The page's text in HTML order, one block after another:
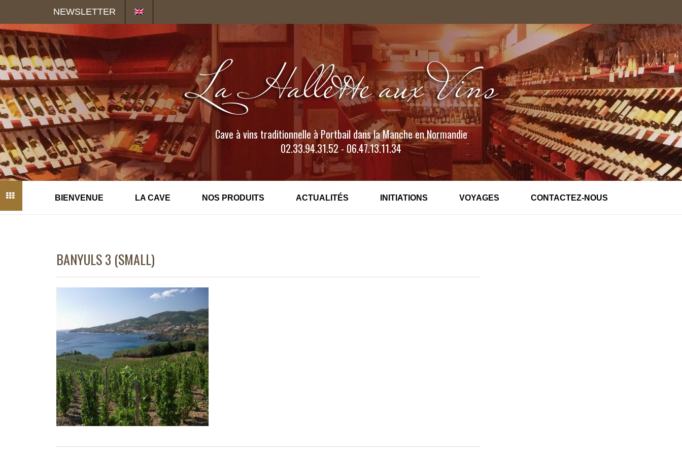
NEWSLETTER
Cave à vins traditionnelle à Portbail dans la Manche en Normandie
02.33.94.31.52 - 06.47.13.11.34
BIENVENUE LA CAVE NOS PRODUITS ACTUALITÉS INITIATIONS VOYAGES CONTACTEZ-NOUS
BANYULS 3 (SMALL)
Panneau de gestion des cookies